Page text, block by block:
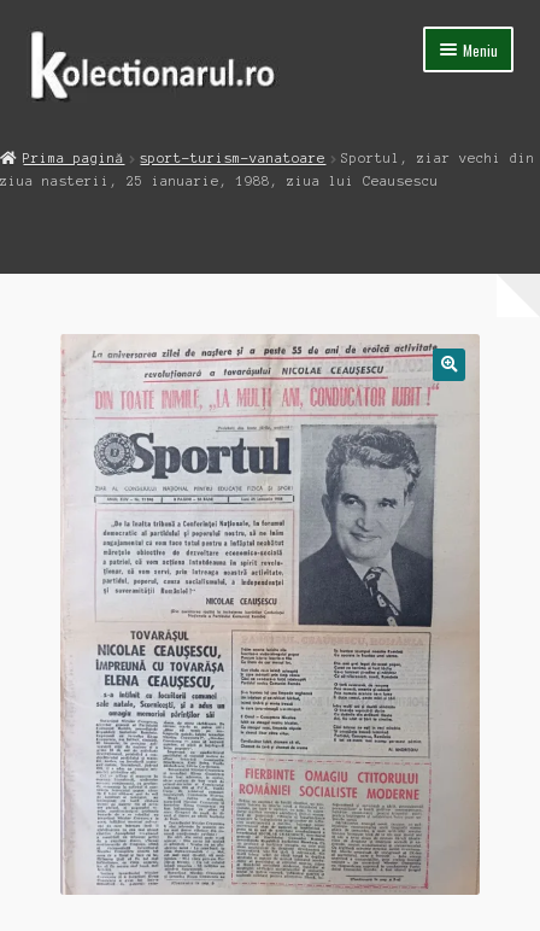
Sari
navigare
Sari
conținut
Meniu
Magazin
Contact
Prima pagină sport-turism-vanatoare
Sportul, ziar vechi din
ziua nasterii, 25 ianuarie, 1988, ziua lui Ceausescu